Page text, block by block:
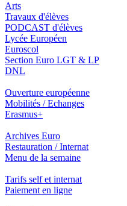
Arts
Travaux d'élèves
PODCAST d'élèves
Lycée Européen
Euroscol
Section Euro LGT & LP
DNL
Ouverture européenne
Mobilités / Echanges
Erasmus+
Archives Euro
Restauration / Internat
Menu de la semaine
Tarifs self et internat
Paiement en ligne